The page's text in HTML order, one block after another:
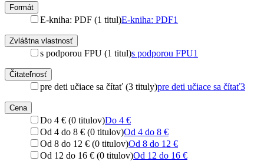
Formát
E-kniha: PDF (1 titul)E-kniha: PDF1
Zvláštna vlastnosť
s podporou FPU (1 titul)s podporou FPU1
Čitateľnosť
pre deti učiace sa čítať (3 tituly)pre deti učiace sa čítať3
Cena
Do 4 € (0 titulov)Do 4 €
Od 4 do 8 € (0 titulov)Od 4 do 8 €
Od 8 do 12 € (0 titulov)Od 8 do 12 €
Od 12 do 16 € (0 titulov)Od 12 do 16 €